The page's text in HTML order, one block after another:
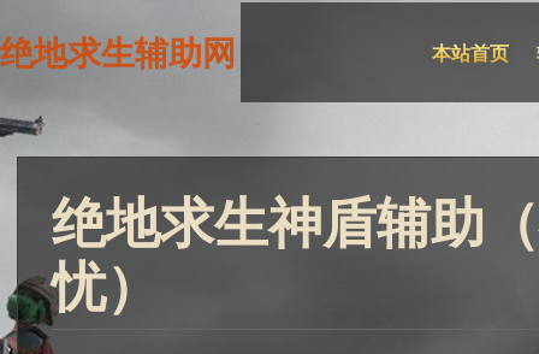
绝地求生辅助网 本站首页
绝地求生神盾辅助
忧）